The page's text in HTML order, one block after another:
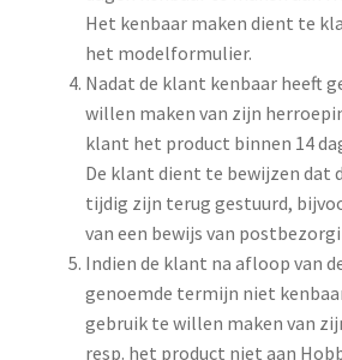
Het kenbaar maken dient te
het modelformulier.
Nadat de klant kenbaar heeft
willen maken van zijn
klant het product binnen 14
De klant dient te bewijzen dat
tijdig zijn terug gestuurd,
van een bewijs van
Indien de klant na afloop van
genoemde termijn niet
gebruik te willen maken van
resp. het product niet aan